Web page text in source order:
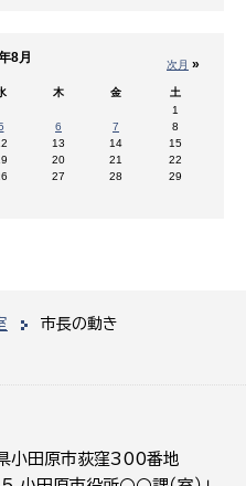
市長の動き
次月 »
8月
木 金
土
1
6 7
8
13 14
15
20 21
22
27 28
29
田原市荻窪300番地